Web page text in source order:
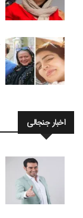
اخبار جنجالی